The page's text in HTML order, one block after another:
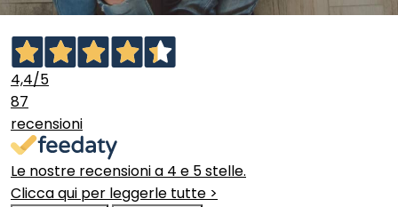
4,4/5
87
recensioni
Le nostre recensioni a 4 e 5 stelle.
Clicca qui per leggerle tutte >